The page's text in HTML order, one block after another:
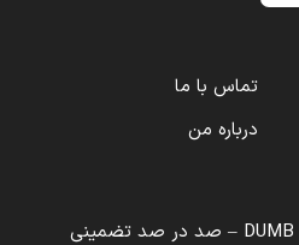
تماس با ما
درباره من